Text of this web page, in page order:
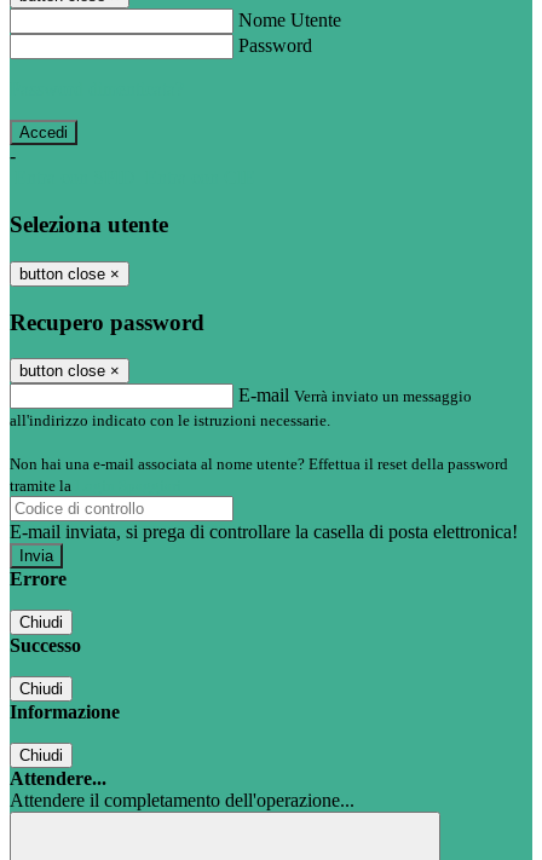
Nome Utente
Password
-
Seleziona utente
button close ×
Recupero password
button close ×
E-mail Verrà inviato un messaggio
all'indirizzo indicato con le istruzioni necessarie.
Non hai una e-mail associata al nome utente? Effettua il reset della password
tramite la
E-mail inviata, si prega di controllare la casella di posta elettronica!
Errore
Chiudi
Successo
Chiudi
Informazione
Chiudi
Attendere...
Attendere il completamento dell'operazione...